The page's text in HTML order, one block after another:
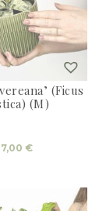
(Ficus
(M)
€